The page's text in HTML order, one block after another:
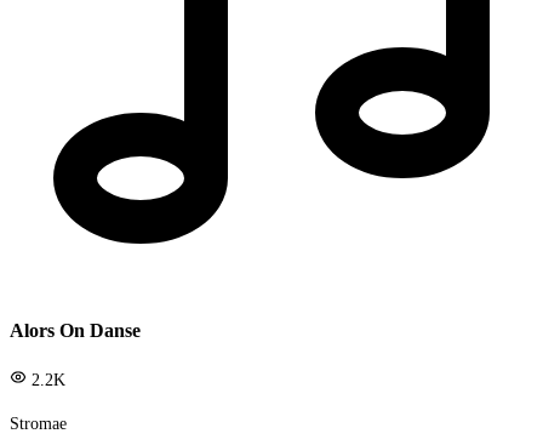
Alors On Danse
2.2K
Stromae